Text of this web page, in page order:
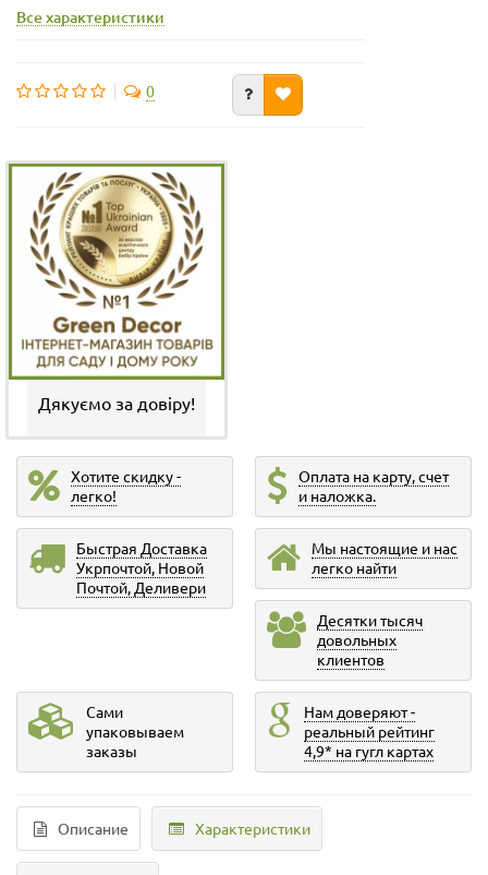
Все характеристики
0
Дякуємо за довіру!
Хотите скидку -
легко!
Оплата на карту, счет
и наложка.
Быстрая Доставка
Укрпочтой, Новой
Почтой, Деливери
Мы настоящие и нас
легко найти
Десятки тысяч
довольных
клиентов
Сами
упаковываем
заказы
Нам доверяют -
реальный рейтинг
4,9* на гугл картах
Описание Характеристики